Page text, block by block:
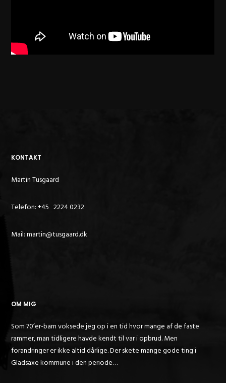
KONTAKT
Martin Tusgaard
Telefon: +45 2224 0232
Mail: martin@tusgaard.dk
OM MIG
Som 70’er-barn voksede jeg op i en tid hvor mange af de faste
rammer, man tidligere havde kendt til var i opbrud. Men
forandringer er ikke altid dårlige. Der skete mange gode ting i
Gladsaxe kommune i den periode…